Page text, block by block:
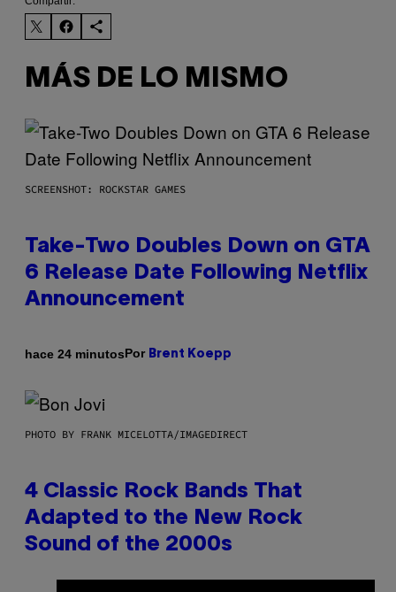
MÁS DE LO MISMO
SCREENSHOT: ROCKSTAR GAMES
Take-Two Doubles Down on GTA
6 Release Date Following Netflix
Announcement
hace 24 minutosPor Brent Koepp
PHOTO BY FRANK MICELOTTA/IMAGEDIRECT
4 Classic Rock Bands That
Adapted to the New Rock
Sound of the 2000s